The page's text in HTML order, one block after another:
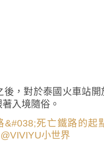
後，對於泰國火車站
入境隨俗。